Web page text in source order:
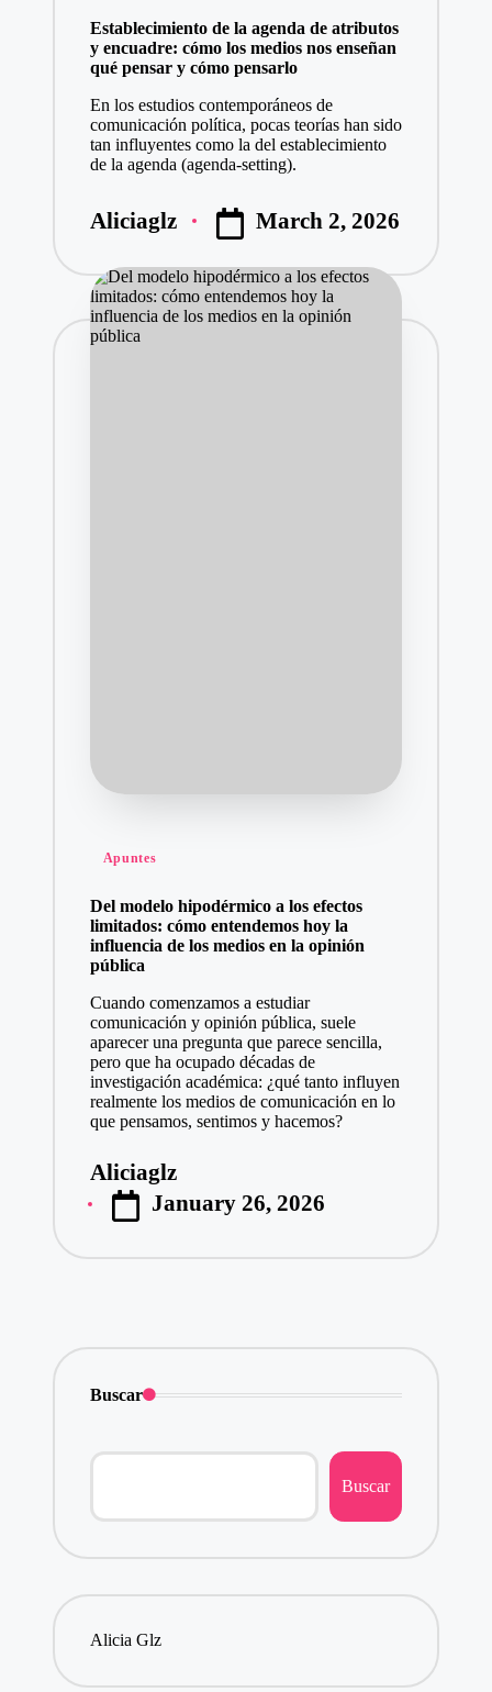
Establecimiento de la agenda de atributos
y encuadre: cómo los medios nos enseñan
qué pensar y cómo pensarlo
En los estudios contemporáneos de
comunicación política, pocas teorías han sido
tan influyentes como la del establecimiento
de la agenda (agenda-setting).
Posted
Aliciaglz March 2, 2026
Posted
Apuntes
Del modelo hipodérmico a los efectos
limitados: cómo entendemos hoy la
influencia de los medios en la opinión
pública
Cuando comenzamos a estudiar
comunicación y opinión pública, suele
aparecer una pregunta que parece sencilla,
pero que ha ocupado décadas de
investigación académica: ¿qué tanto influyen
realmente los medios de comunicación en lo
que pensamos, sentimos y hacemos?
Posted
by
Aliciaglz
January 26, 2026
Buscar
Buscar
Alicia Glz